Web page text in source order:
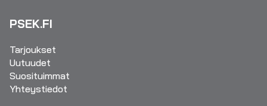
PSEK.FI
Tarjoukset
Uutuudet
Suosituimmat
Yhteystiedot